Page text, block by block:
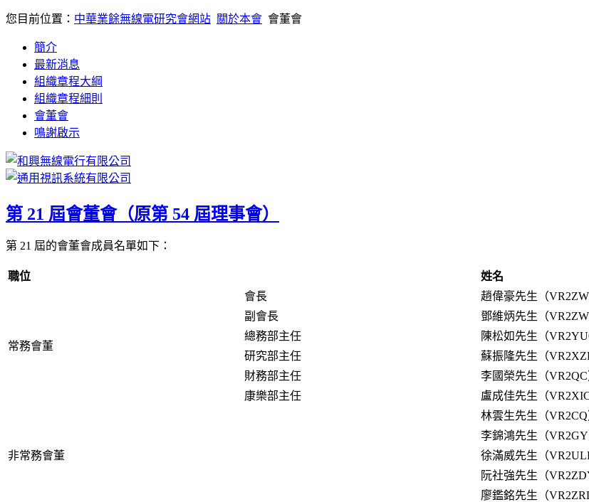
您目前位置： 中華業餘無線電研究會網站 關於本會 會董會
簡介
最新消息
組織章程大綱
組織章程細則
會董會
鳴謝啟示
第 21 屆會董會（原第 54 屆理事會）
第 21 屆的會董會成員名單如下：
職位 姓名
常務會董
會長
趙偉豪先生（
副會長
鄧維炳先生（
總務部主任
陳松如先生（
研究部主任
蘇振隆先生（
財務部主任
李國榮先生（VR2QC
康樂部主任
盧成佳先生（VR2XIC
非常務會董
林雲生先生（VR2CQ
李錦鴻先生（VR2GY
徐滿威先生（
阮社強先生（
廖鑑銘先生（